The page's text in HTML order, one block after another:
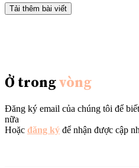
Tải thêm bài viết
Ở trongvòng
Đăng ký email của chúng tôi để
nữa
Hoặc đăng ký để nhận được cập